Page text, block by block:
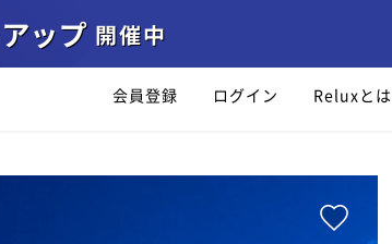
会員登録 ログイン Reluxとは